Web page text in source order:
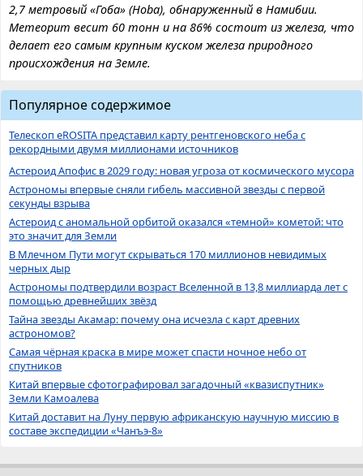
2,7 метровый «Гоба» (Hoba), обнаруженный в Намибии.
Метеорит весит 60 тонн и на 86% состоит из железа, что
делает его самым крупным куском железа природного
происхождения на Земле.
Популярное содержимое
Телескоп eROSITA представил карту рентгеновского неба с
рекордными двумя миллионами источников
Астероид Апофис в 2029 году: новая угроза от космического мусора
Астрономы впервые сняли гибель массивной звезды с первой
секунды взрыва
Астероид с аномальной орбитой оказался «темной» кометой: что
это значит для Земли
В Млечном Пути могут скрываться 170 миллионов невидимых
черных дыр
Астрономы подтвердили возраст Вселенной в 13,8 миллиарда лет с
помощью древнейших звёзд
Тайна звезды Акамар: почему она исчезла с карт древних
астрономов?
Самая чёрная краска в мире может спасти ночное небо от
спутников
Китай впервые сфотографировал загадочный «квазиспутник»
Земли Камоалева
Китай доставит на Луну первую африканскую научную миссию в
составе экспедиции «Чанъэ-8»